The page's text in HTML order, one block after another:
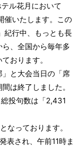
ル花月において
催いたします。この
紀行中、もっとも長
、全国から毎年多
おります。
と大会当日の「席
は終了しました。
投句数は「2,431
なっております。
表され、午前11時ま